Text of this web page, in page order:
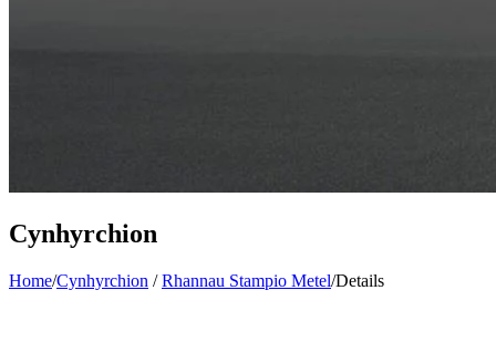
Cynhyrchion
Home/Cynhyrchion / Rhannau Stampio Metel/Details